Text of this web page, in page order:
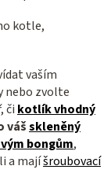
kotle,
vaším
nebo zvolte
či kotlík vhodný
vášskleněný
bongům,
a majíšroubovací